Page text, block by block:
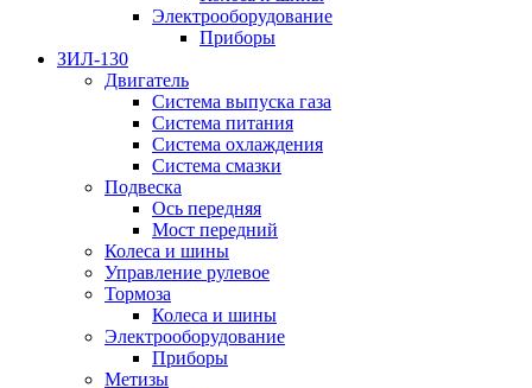
Электрооборудование
Приборы
ЗИЛ-130
Двигатель
Система выпуска газа
Система питания
Система охлаждения
Система смазки
Подвеска
Ось передняя
Мост передний
Колеса и шины
Управление рулевое
Тормоза
Колеса и шины
Электрооборудование
Приборы
Метизы